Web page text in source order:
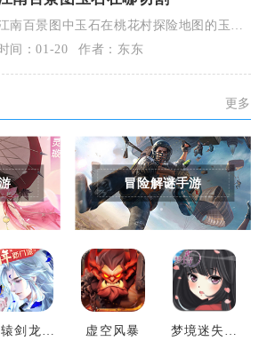
南百景图中玉石在桃花村探险地图的玉料
割台切割，地图共有两处切割台，分别位
中右部玉石仓
间：01-20 作者：东东
更多
冒险解谜手游
剑龙舞
虚空风暴
梦境迷失之